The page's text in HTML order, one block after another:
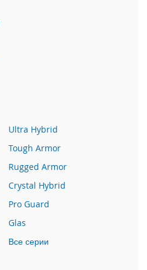
Ultra Hybrid
Tough Armor
Rugged Armor
Crystal Hybrid
Pro Guard
Glas
Все серии